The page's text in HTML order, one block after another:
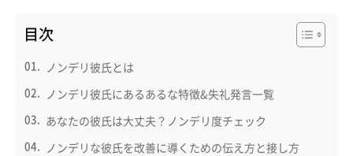
目次
ノンデリ彼氏とは
ノンデリ彼氏にあるあるな特徴&失礼発言一覧
あなたの彼氏は大丈夫？ノンデリ度チェック
ノンデリな彼氏を改善に導くための伝え方と接し方